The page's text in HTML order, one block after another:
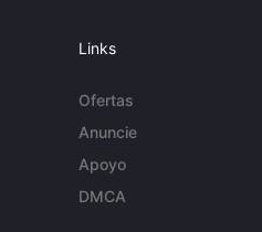
Links
Ofertas
Anuncie
Apoyo
DMCA